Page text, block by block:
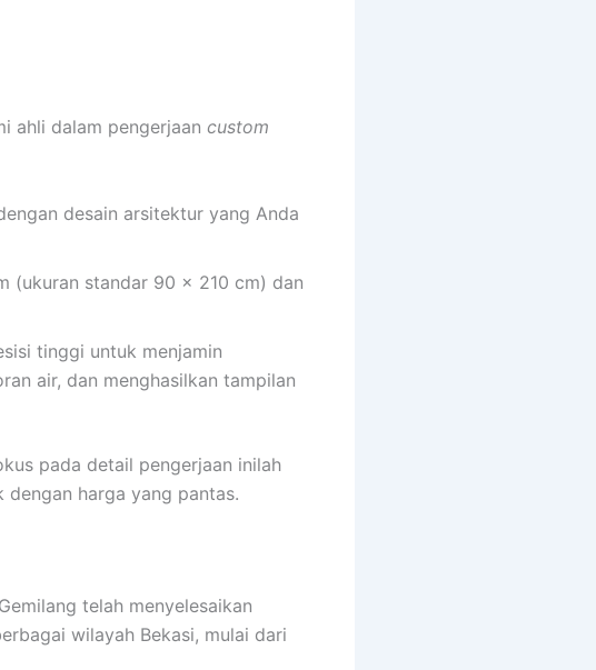
ahli dalam pengerjaan custom
desain arsitektur yang Anda
(ukuran standar 90 x 210 cm) dan
tinggi untuk menjamin
air, dan menghasilkan tampilan
pada detail pengerjaan inilah
harga yang pantas.
telah menyelesaikan
wilayah Bekasi, mulai dari